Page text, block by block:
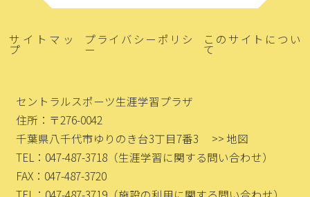
サイトマッ
プ
プライバシーポリシ
ー
このサイトについ
て
セントラルスポーツ生涯学習プラザ
住所：〒276-0042
千葉県八千代市ゆりのき台3丁目7番3
>> 地図
TEL：047-487-3718 （生涯学習に関する問い合わせ）
FAX：047-487-3720